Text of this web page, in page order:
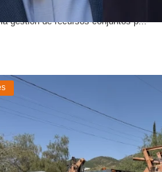
contempla reuniones periódicas
gestión de recursos conjuntos p...